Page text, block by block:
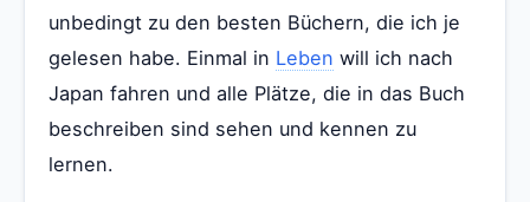
unbedingt zu den besten Büchern, die ich je
gelesen habe. Einmal in Leben will ich nach
Japan fahren und alle Plätze, die in das Buch
beschreiben sind sehen und kennen zu
lernen.